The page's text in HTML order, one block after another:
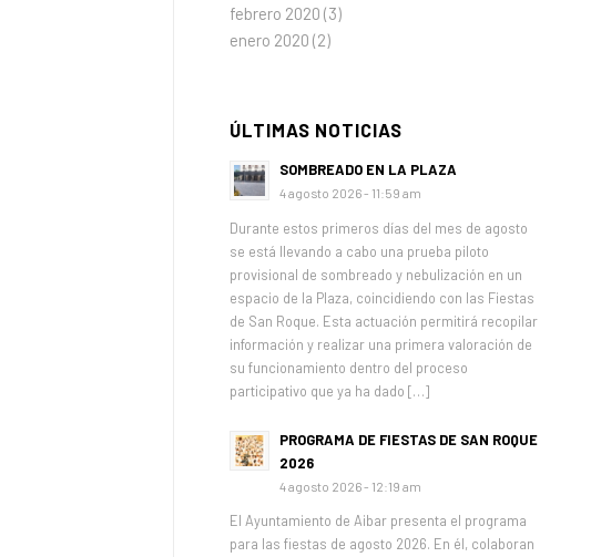
febrero 2020 (3)
enero 2020 (2)
ÚLTIMAS NOTICIAS
SOMBREADO EN LA PLAZA
4 agosto 2026 - 11:59 am
Durante estos primeros días del mes de agosto
se está llevando a cabo una prueba piloto
provisional de sombreado y nebulización en un
espacio de la Plaza, coincidiendo con las Fiestas
de San Roque. Esta actuación permitirá recopilar
información y realizar una primera valoración de
su funcionamiento dentro del proceso
participativo que ya ha dado […]
PROGRAMA DE FIESTAS DE SAN ROQUE
2026
4 agosto 2026 - 12:19 am
El Ayuntamiento de Aibar presenta el programa
para las fiestas de agosto 2026. En él, colaboran